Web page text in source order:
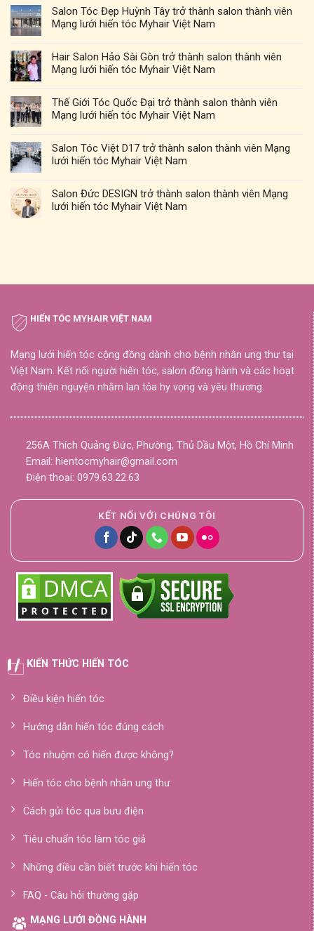
Salon Tóc Đẹp Huỳnh Tây trở thành salon thành viên
Mạng lưới hiến tóc Myhair Việt Nam
Hair Salon Hảo Sài Gòn trở thành salon thành viên
Mạng lưới hiến tóc Myhair Việt Nam
Thế Giới Tóc Quốc Đại trở thành salon thành viên
Mạng lưới hiến tóc Myhair Việt Nam
Salon Tóc Việt D17 trở thành salon thành viên Mạng
lưới hiến tóc Myhair Việt Nam
Salon Đức DESIGN trở thành salon thành viên Mạng
lưới hiến tóc Myhair Việt Nam
HIẾN TÓC MYHAIR VIỆT NAM
Mạng lưới hiến tóc cộng đồng dành cho bệnh nhân ung thư tại
Việt Nam. Kết nối người hiến tóc, salon đồng hành và các hoạt
động thiện nguyện nhằm lan tỏa hy vọng và yêu thương.
256A Thích Quảng Đức, Phường, Thủ Dầu Một, Hồ Chí Minh
Email: hientocmyhair@gmail.com
Điện thoại: 0979.63.22.63
KẾT NỐI VỚI CHÚNG TÔI
KIẾN THỨC HIẾN TÓC
Điều kiện hiến tóc
Hướng dẫn hiến tóc đúng cách
Tóc nhuộm có hiến được không?
Hiến tóc cho bệnh nhân ung thư
Cách gửi tóc qua bưu điện
Tiêu chuẩn tóc làm tóc giả
Những điều cần biết trước khi hiến tóc
FAQ - Câu hỏi thường gặp
MẠNG LƯỚI ĐỒNG HÀNH